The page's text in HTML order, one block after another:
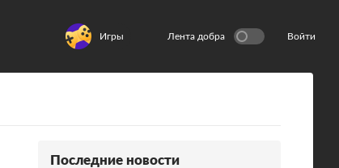
Игры Лента добра Войти
Последние новости